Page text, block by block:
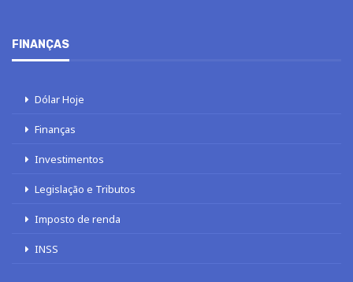
FINANÇAS
Dólar Hoje
Finanças
Investimentos
Legislação e Tributos
Imposto de renda
INSS